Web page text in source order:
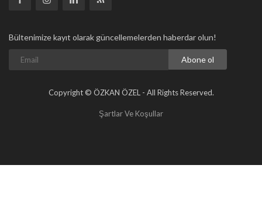
Bültenimize kayıt olarak güncellemelerden haberdar olun!
Abone ol
Copyright © ÖZKAN ÖZEL - All Rights Reserved.
Şartlar Ve Koşullar